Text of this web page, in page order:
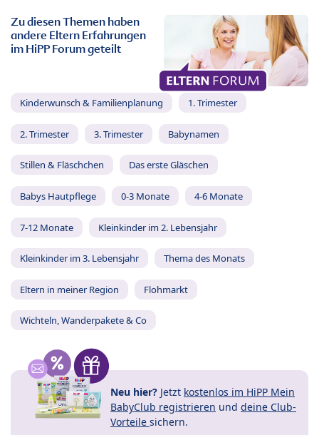
Zu diesen Themen haben
andere Eltern Erfahrungen
im HiPP Forum geteilt
Kinderwunsch & Familienplanung 1. Trimester
2. Trimester 3. Trimester Babynamen
Stillen & Fläschchen Das erste Gläschen
Babys Hautpflege 0-3 Monate 4-6 Monate
7-12 Monate Kleinkinder im 2. Lebensjahr
Kleinkinder im 3. Lebensjahr Thema des Monats
Eltern in meiner Region Flohmarkt
Wichteln, Wanderpakete & Co
Neu hier? Jetzt kostenlos im HiPP Mein
BabyClub registrieren und deine Club-
Vorteile sichern.